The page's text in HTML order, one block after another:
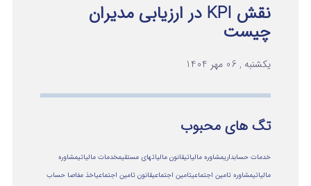
نقش KPI در ارزیابی مدیران
چیست
یکشنبه , 06 مهر 1404
تگ های محبوب
خدمات حسابداریمشاوره مالیاتیقانون مالیاتهای مستقیمخدمات مالیاتیمشاوره
مالياتيمشاوره تامین اجتماعیتامین اجتماعیقانون تامین اجتماعیاخذ مفاصا حساب